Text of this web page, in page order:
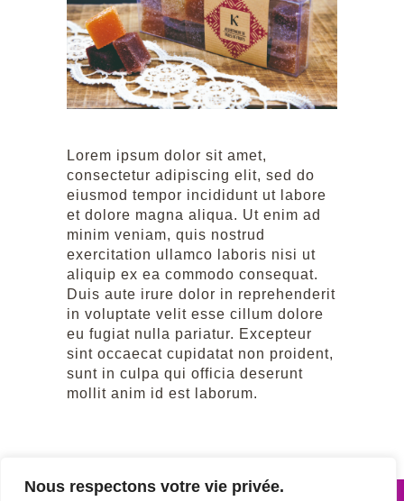
Nous respectons votre vie privée.
Lorem ipsum dolor sit amet,
consectetur adipiscing elit, sed do
eiusmod tempor incididunt ut labore
et dolore magna aliqua. Ut enim ad
minim veniam, quis nostrud
exercitation ullamco laboris nisi ut
aliquip ex ea commodo consequat.
Duis aute irure dolor in reprehenderit
in voluptate velit esse cillum dolore
eu fugiat nulla pariatur. Excepteur
sint occaecat cupidatat non proident,
sunt in culpa qui officia deserunt
mollit anim id est laborum.